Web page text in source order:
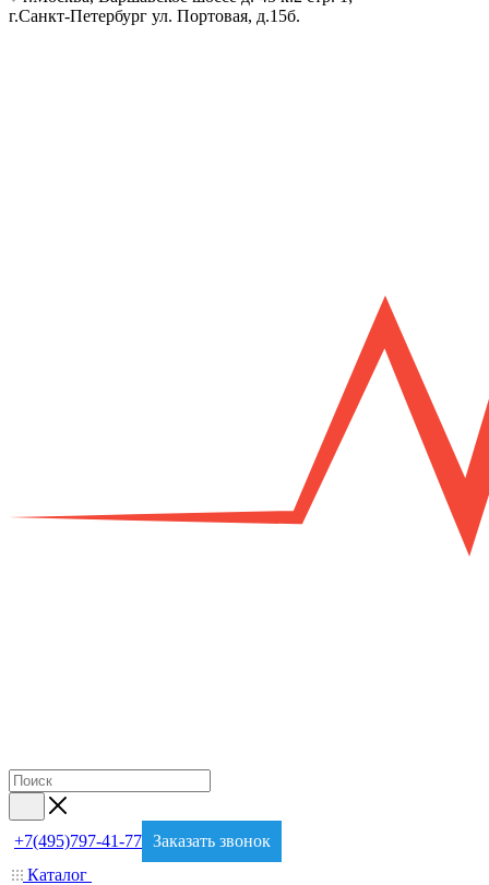
г.Санкт-Петербург ул. Портовая, д.15б.
+7(495)797-41-77 Заказать звонок
Каталог